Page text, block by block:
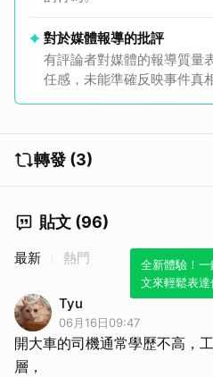
對於媒體報導的批評
有評論者對媒體的報導質量
任感，未能準確反映事件真
轉發 (3)
貼文 (96)
全新體驗！
文來輕鬆表達
最新 熱門
Tyu
06月16日09:47
開大車的司機通常學歷不高，
層，